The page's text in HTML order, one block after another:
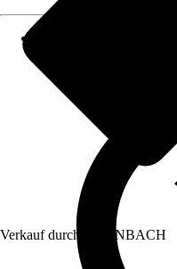
Verkauf durch: HORNBACH